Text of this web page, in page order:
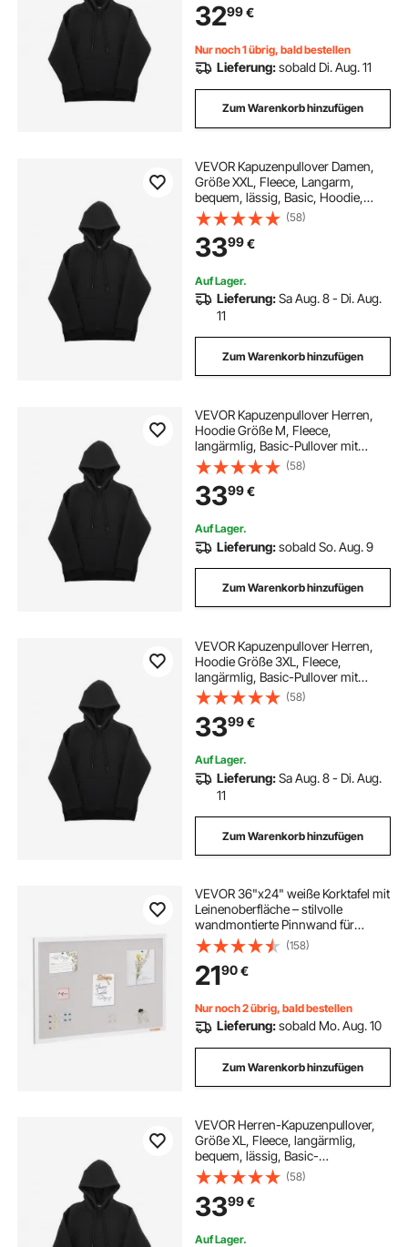
großer Tasche für Herbst & Winter,
Schwarz
3299€
Nur noch 1 übrig, bald bestellen
Lieferung:sobald Di. Aug. 11
Zum Warenkorb hinzufügen
VEVOR Kapuzenpullover Damen,
Größe XXL, Fleece, Langarm,
bequem, lässig, Basic, Hoodie,
warm & hautfreundlich, praktisch &
trendig, Sweatshirt mit großer
Tasche für Herbst und Winter,
Schwarz
(58)
3399€
Auf Lager.
Lieferung:Sa Aug. 8 - Di. Aug.
11
Zum Warenkorb hinzufügen
VEVOR Kapuzenpullover Herren,
Hoodie Größe M, Fleece,
langärmlig, Basic-Pullover mit
Kapuze, warm & hautfreundlich,
praktisch & trendig, Sweatshirt mit
großer Tasche für Herbst & Winter,
Schwarz
(58)
3399€
Auf Lager.
Lieferung:sobald So. Aug. 9
Zum Warenkorb hinzufügen
VEVOR Kapuzenpullover Herren,
Hoodie Größe 3XL, Fleece,
langärmlig, Basic-Pullover mit
Kapuze, warm & hautfreundlich,
praktisch & trendig, Sweatshirt mit
großer Tasche für Herbst & Winter,
Schwarz
(58)
3399€
Auf Lager.
Lieferung:Sa Aug. 8 - Di. Aug.
11
Zum Warenkorb hinzufügen
VEVOR 36"x24" weiße Korktafel mit
Leinenoberfläche – stilvolle
wandmontierte Pinnwand für
Zuhause, Schule, Büro – elegantes
und funktionales Schwarzes Brett
(158)
2190€
Nur noch 2 übrig, bald bestellen
Lieferung:sobald Mo. Aug. 10
Zum Warenkorb hinzufügen
VEVOR Herren-Kapuzenpullover,
Größe XL, Fleece, langärmlig,
bequem, lässig, Basic-
Kapuzenpullover, warm und
hautfreundlich, praktisch und
trendig, schwarzer Hoodie mit
großer Tasche für Herbst und
Winter
(58)
3399€
Auf Lager.